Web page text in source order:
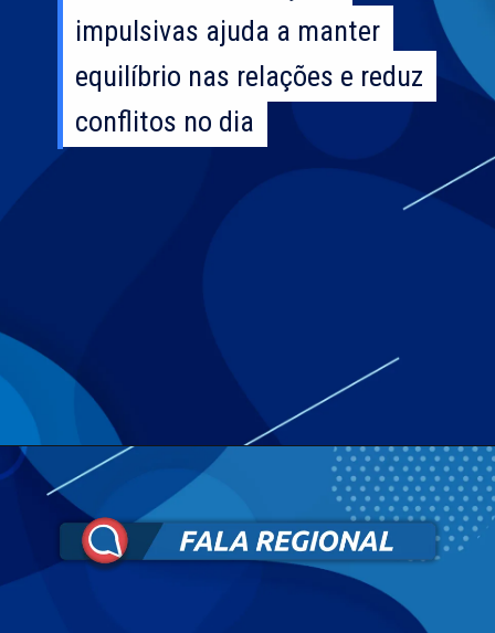
impulsivas ajuda a manter
equilíbrio nas relações e reduz
conflitos no dia
impulsivas ajuda a manter
equilíbrio nas relações e reduz
conflitos no dia